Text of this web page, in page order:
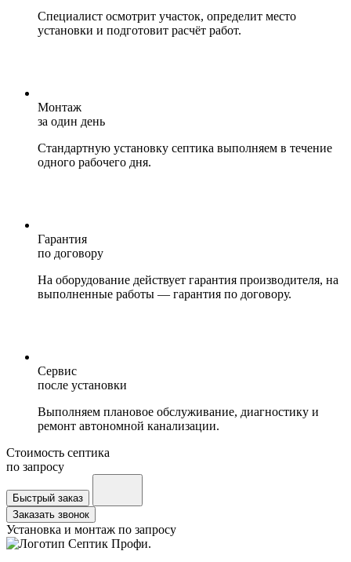
Специалист осмотрит участок, определит место
установки и подготовит расчёт работ.
Монтаж
за один день
Стандартную установку септика выполняем в течение
одного рабочего дня.
Гарантия
по договору
На оборудование действует гарантия производителя, на
выполненные работы — гарантия по договору.
Сервис
после установки
Выполняем плановое обслуживание, диагностику и
ремонт автономной канализации.
Стоимость септика
по запросу
Быстрый заказ
Заказать звонок
Установка и монтаж по запросу